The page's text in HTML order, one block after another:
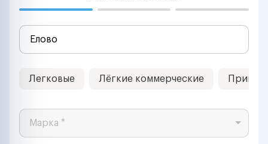
Легковые Лёгкие коммерческие
Марка *